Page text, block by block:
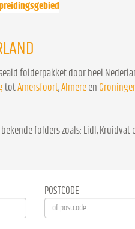
folderpakket door heel
totAmersfoort,Almere en
folders zoals: Lidl, Kruidvat
POSTCODE